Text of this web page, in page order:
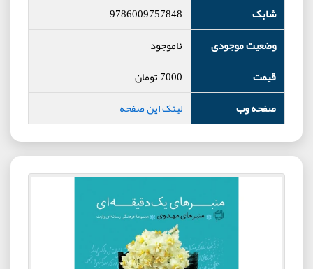
شابک
9786009757848
وضعیت موجودی
ناموجود
قیمت
7000تومان
صفحه وب
لینک این صفحه